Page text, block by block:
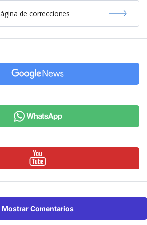
de correcciones
Mostrar Comentarios